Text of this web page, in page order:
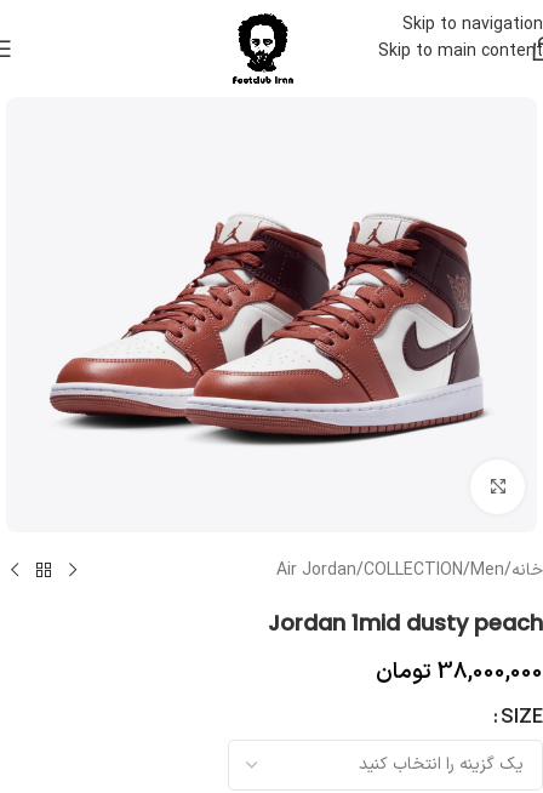
Skip to navigation
Skip to main content
خانه/
Men
/
COLLECTION
/
Air Jordan
Jordan 1mid dusty peach
38,000,000 تومان
SIZE